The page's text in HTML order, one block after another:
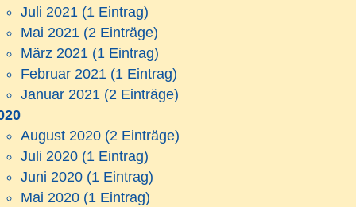
Juli 2021 (1 Eintrag)
Mai 2021 (2 Einträge)
März 2021 (1 Eintrag)
Februar 2021 (1 Eintrag)
Januar 2021 (2 Einträge)
August 2020 (2 Einträge)
Juli 2020 (1 Eintrag)
Juni 2020 (1 Eintrag)
Mai 2020 (1 Eintrag)